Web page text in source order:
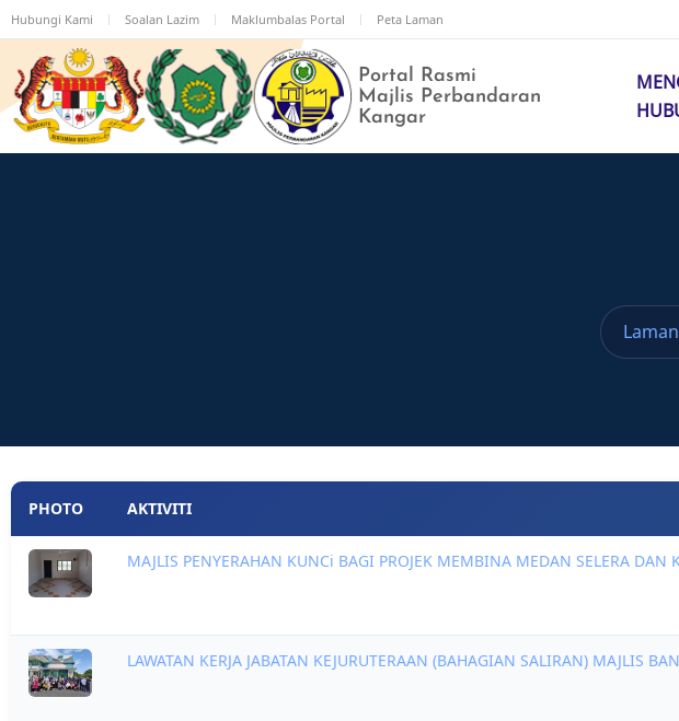
Langkau
ke
kandungan
utama
Hubungi Kami Soalan Lazim Maklumbalas Portal Peta Laman
Portal Rasmi
Majlis Perbandaran
Kangar
PHOTO AKTIVITI
MAJLIS PENYERAHAN KUNCi BAGI PROJEK MEMBINA MEDAN SELERA DAN
LAWATAN KERJA JABATAN KEJURUTERAAN (BAHAGIAN SALIRAN) MAJLIS